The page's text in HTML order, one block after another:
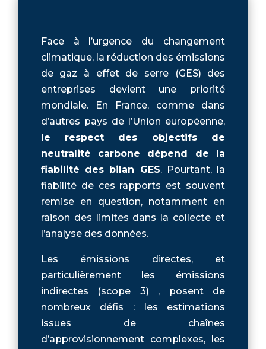
Face à l’urgence du changement
climatique, la réduction des émissions
de gaz à effet de serre (GES) des
entreprises devient une priorité
mondiale. En France, comme dans
d’autres pays de l’Union européenne,
le respect des objectifs de
neutralité carbone dépend de la
fiabilité des bilan GES. Pourtant, la
fiabilité de ces rapports est souvent
remise en question, notamment en
raison des limites dans la collecte et
l’analyse des données.
Les émissions directes, et
particulièrement les émissions
indirectes (scope 3) , posent de
nombreux défis : les estimations
issues de chaînes
d’approvisionnement complexes, les